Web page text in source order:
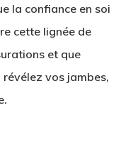
la confiance en soi
cette lignée de
et que
vos jambes,